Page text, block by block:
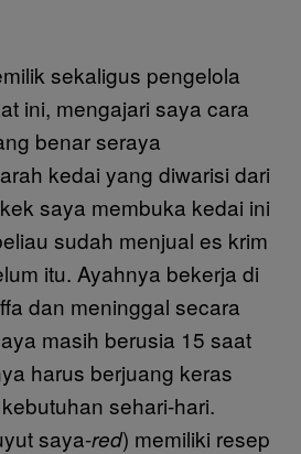
sekaligus pengelola
ini, mengajari saya cara
benar seraya
kedai yang diwarisi dari
saya membuka kedai ini
sudah menjual es krim
itu. Ayahnya bekerja di
dan meninggal secara
masih berusia 15 saat
harus berjuang keras
sehari-hari.
saya-red) memiliki resep